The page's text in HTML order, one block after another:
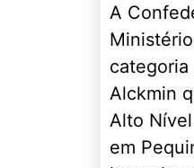
A
Alckmin
Alto
em